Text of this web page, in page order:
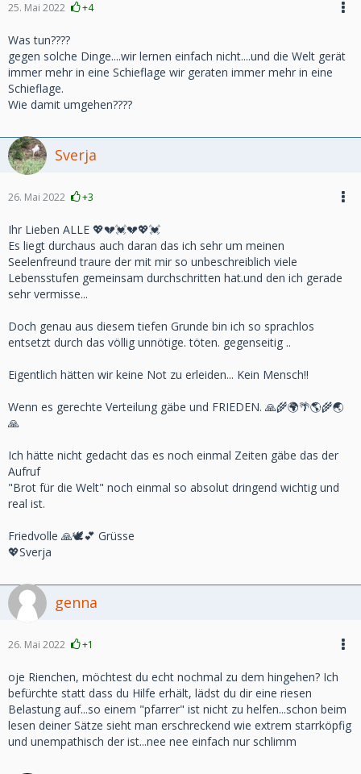
25. Mai 2022 +4
Was tun????
gegen solche Dinge....wir lernen einfach nicht....und die Welt gerät
immer mehr in eine Schieflage wir geraten immer mehr in eine
Schieflage.
Wie damit umgehen????
Sverja
26. Mai 2022 +3
Ihr Lieben ALLE 💖💔💓💔💖💓
Es liegt durchaus auch daran das ich sehr um meinen
Seelenfreund traure der mit mir so unbeschreiblich viele
Lebensstufen gemeinsam durchschritten hat.und den ich gerade
sehr vermisse...
Doch genau aus diesem tiefen Grunde bin ich so sprachlos
entsetzt durch das völlig unnötige. töten. gegenseitig ..
Eigentlich hätten wir keine Not zu erleiden... Kein Mensch!!
Wenn es gerechte Verteilung gäbe und FRIEDEN. 🙏🌾🌍🌴🌎🌾🌏
🙏
Ich hätte nicht gedacht das es noch einmal Zeiten gäbe das der
Aufruf
"Brot für die Welt" noch einmal so absolut dringend wichtig und
real ist.
Friedvolle 🙏🕊️💕 Grüsse
💖Sverja
genna
26. Mai 2022 +1
oje Rienchen, möchtest du echt nochmal zu dem hingehen? Ich
befürchte statt dass du Hilfe erhält, lädst du dir eine riesen
Belastung auf...so einem "pfarrer" ist nicht zu helfen...schon beim
lesen deiner Sätze sieht man erschreckend wie extrem starrköpfig
und unempathisch der ist...nee nee einfach nur schlimm